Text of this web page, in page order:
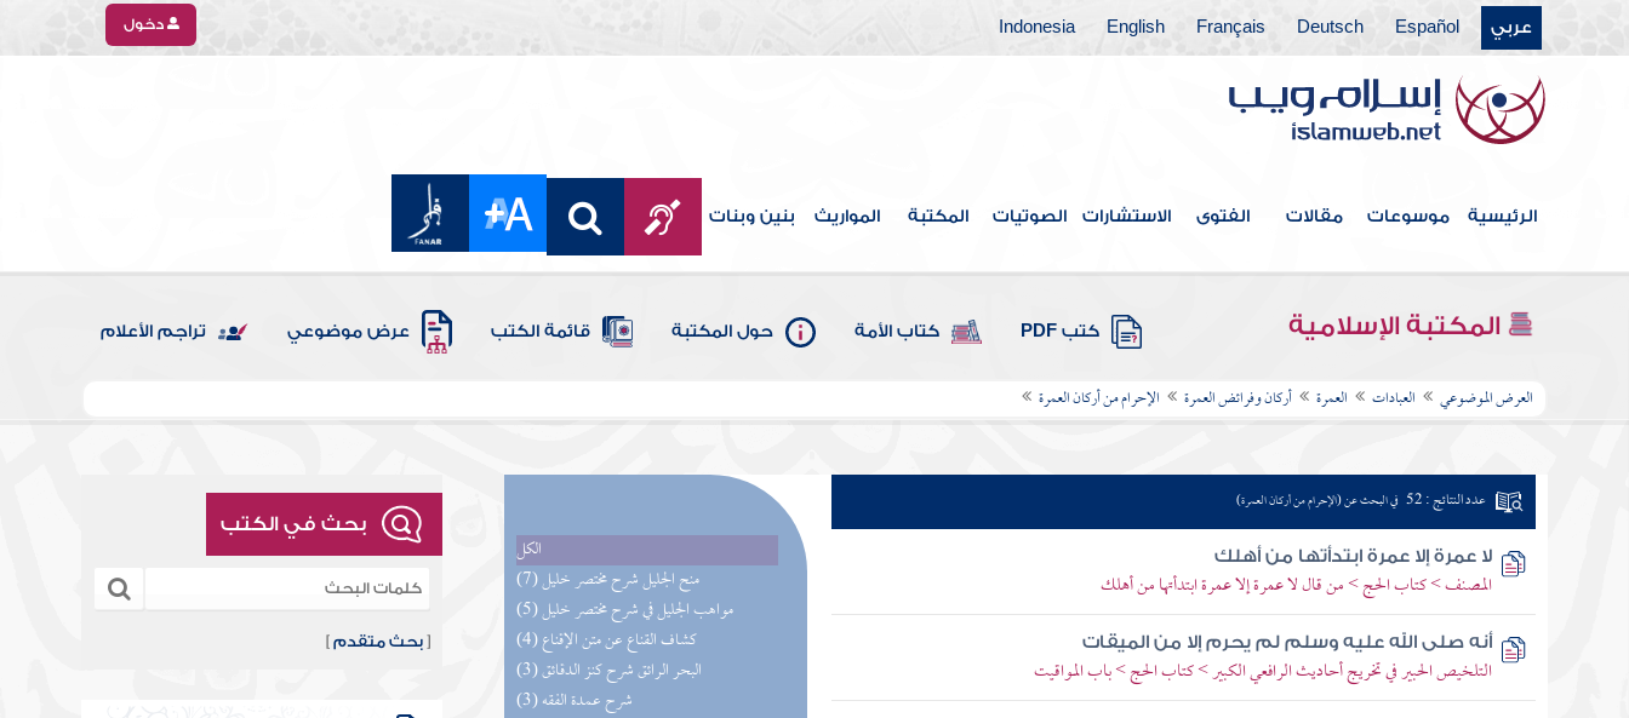
عربي Español
Deutsch
Français
English
Indonesia دخول
الرئيسية موسوعات مقالات الفتوى الاستشارات الصوتيات المكتبة المواريث بنين وبنات
المكتبة الإسلامية كتب PDF كتاب الأمة حول المكتبة قائمة الكتب عرض موضوعي تراجم الأعلام
العرض الموضوعي العبادات العمرة أركان وفرائض العمرة الإحرام من أركان العمرة
الكل
(7) منح الجليل شرح مختصر خليل
(5) مواهب الجليل في شرح مختصر خليل
(4) كشاف القناع عن متن الإقناع
(3) البحر الرائق شرح كنز الدقائق
(3) شرح عمدة الفقه
عدد النتائج : 52 في البحث عن (الإحرام من أركان العمرة)
لا عمرة إلا عمرة ابتدأتها من أهلك
المصنف > كتاب الحج > من قال لا عمرة إلا عمرة ابتدأتها من أهلك
أنه صلى الله عليه وسلم لم يحرم إلا من الميقات
التلخيص الحبير في تخريج أحاديث الرافعي الكبير > كتاب الحج > باب المواقيت
بحث في الكتب
[بحث متقدم ]